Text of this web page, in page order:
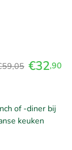
€32,90
of -diner bij
keuken